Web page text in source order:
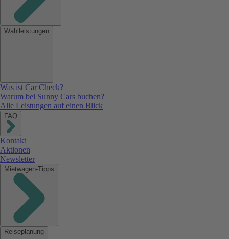
Wahlleistungen
Was ist Car Check?
Warum bei Sunny Cars buchen?
Alle Leistungen auf einen Blick
FAQ
Kontakt
Aktionen
Newsletter
Mietwagen-Tipps
Reiseplanung